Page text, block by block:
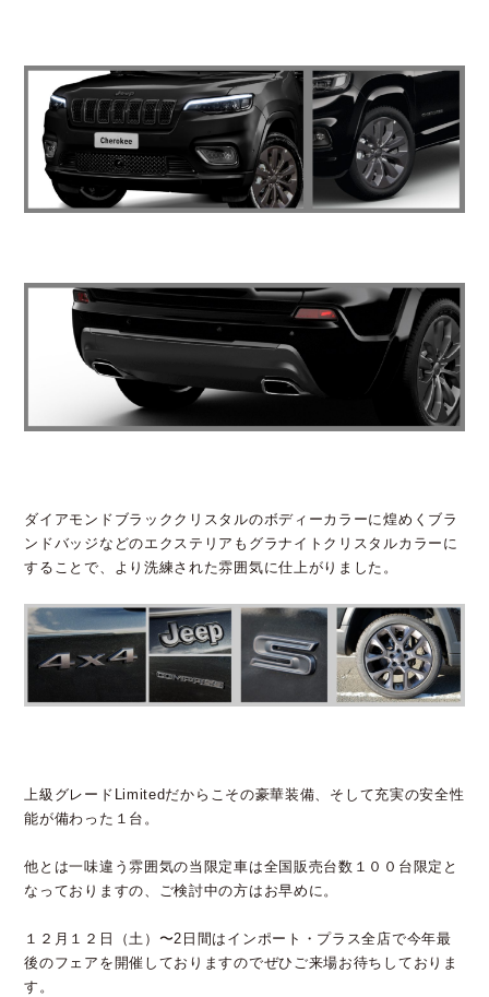
ダイアモンドブラッククリスタルのボディーカラーに煌めくブラ
ンドバッジなどのエクステリアもグラナイトクリスタルカラーに
することで、より洗練された雰囲気に仕上がりました。
上級グレードLimitedだからこその豪華装備、そして充実の安全性
能が備わった１台。
他とは一味違う雰囲気の当限定車は全国販売台数１００台限定と
なっておりますの、ご検討中の方はお早めに。
１２月１２日（土）〜2日間はインポート・プラス全店で今年最
後のフェアを開催しておりますのでぜひご来場お待ちしておりま
す。